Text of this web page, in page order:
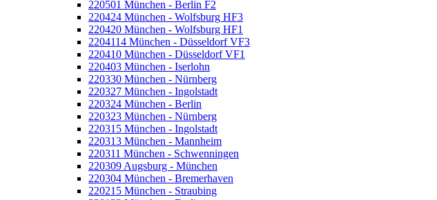
220501 München - Berlin F2
220424 München - Wolfsburg HF3
220420 München - Wolfsburg HF1
2204114 München - Düsseldorf VF3
220410 München - Düsseldorf VF1
220403 München - Iserlohn
220330 München - Nürnberg
220327 München - Ingolstadt
220324 München - Berlin
220323 München - Nürnberg
220315 München - Ingolstadt
220313 München - Mannheim
220311 München - Schwenningen
220309 Augsburg - München
220304 München - Bremerhaven
220215 München - Straubing